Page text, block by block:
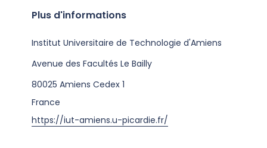
Plus d'informations
Institut Universitaire de Technologie d'Amiens
Avenue des Facultés Le Bailly
80025 Amiens Cedex 1
France
https://iut-amiens.u-picardie.fr/